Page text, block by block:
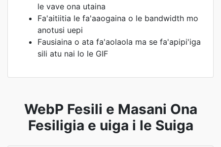
le vave ona utaina
Fa'aitiitia le fa'aaogaina o le bandwidth mo
anotusi uepi
Fausiaina o ata fa'aolaola ma se fa'apipi'iga
sili atu nai lo le GIF
WebP Fesili e Masani Ona
Fesiligia e uiga i le Suiga